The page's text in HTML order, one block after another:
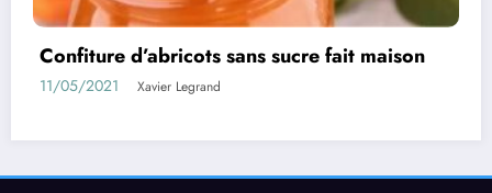
Pâte feuilletée à la ricotta et haricots verts au
basilic